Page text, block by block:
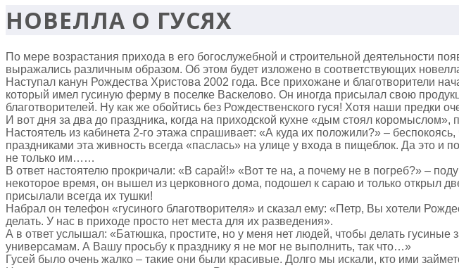
НОВЕЛЛА О ГУСЯХ
По мере возрастания прихода в его богослужебной и строительной деятельности
выражались различным образом. Об этом будет изложено в соответствующих
Наступал канун Рождества Христова 2002 года. Все прихожане и благотворители
который имел гусиную ферму в поселке Васкелово. Он иногда присылал свою
благотворителей. Ну как же обойтись без Рождественского гуся! Хотя наши предки
И вот дня за два до праздника, когда на приходской кухне «дым стоял
Настоятель из кабинета 2-го этажа спрашивает: «А куда их положили?» –
праздниками эта живность всегда «паслась» на улице у входа в пищеблок. Да это и
не только им……
В ответ настоятелю прокричали: «В сарай!» «Вот те на, а почему не в погреб?» –
некоторое время, он вышел из церковного дома, подошел к сараю и только открыл
присылали всегда их тушки!
Набрал он телефон «гусиного благотворителя» и сказал ему: «Петр, Вы хотели
делать. У нас в приходе просто нет места для их разведения».
А в ответ услышал: «Батюшка, простите, но у меня нет людей, чтобы делать гусиные
универсамам. А Вашу просьбу к празднику я не мог не выполнить, так что…»
Гусей было очень жалко – такие они были красивые. Долго мы искали, кто ими